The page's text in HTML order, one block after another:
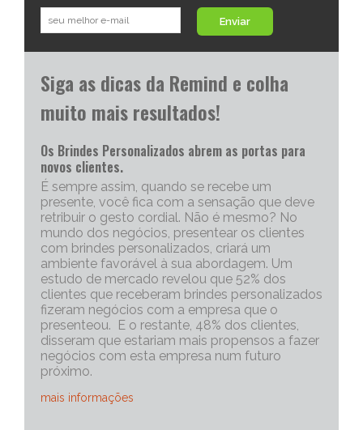
Enviar
Siga as dicas da Remind e colha
muito mais resultados!
Os Brindes Personalizados abrem as portas para
novos clientes.
É sempre assim, quando se recebe um
presente, você fica com a sensação que deve
retribuir o gesto cordial. Não é mesmo? No
mundo dos negócios, presentear os clientes
com brindes personalizados, criará um
ambiente favorável à sua abordagem. Um
estudo de mercado revelou que 52% dos
clientes que receberam brindes personalizados
fizeram negócios com a empresa que o
presenteou. E o restante, 48% dos clientes,
disseram que estariam mais propensos a fazer
negócios com esta empresa num futuro
próximo.
mais informações